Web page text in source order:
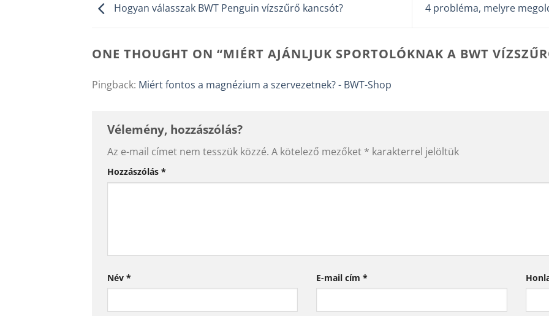
Hogyan válasszak BWT Penguin vízszűrő kancsót? 4 probléma, melyre
ONE THOUGHT ON “MIÉRT AJÁNLJUK SPORTOLÓKNAK A BWT
Pingback: Miért fontos a magnézium a szervezetnek? - BWT-Shop
Vélemény, hozzászólás?
Az e-mail címet nem tesszük közzé. A kötelező mezőket * karakterrel jelöltük
Hozzászólás *
Név * E-mail cím*
Alternative: